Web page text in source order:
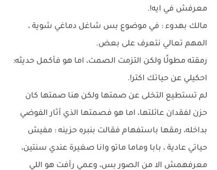
معرفش في ايه!.
مالك بهدوء : في موضوع بس شاغل دماغي شوية ،
المهم تعالي نتعرف على بعض.
رمقته مطولًا ولكن التزمت الصمت، اما هو فأكمل حديثه:
احكيلي عن حياتك اكتر!.
لم تستطيع التخلى عن صمتها ولكن هنا صمتها كان
حزن لفقدان عائلتها، اما هو فصمتها الذي أثار الفوضي
بداخله، رمقها باستفهام فقالت بنبره حزينه : مفيش
حياتي عادية ، بابا وماما ماتو وانا صغيرة عندي سنتين،
معرفهمش الا من الصور بس، وعمي رأفت هو اللي